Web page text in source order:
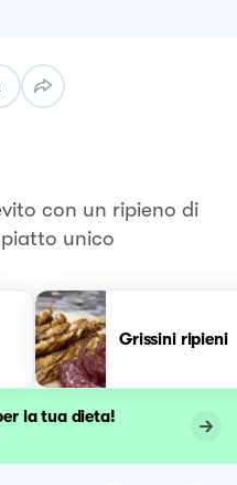
con un ripieno di
unico
Grissini ripieni
la tua dieta!